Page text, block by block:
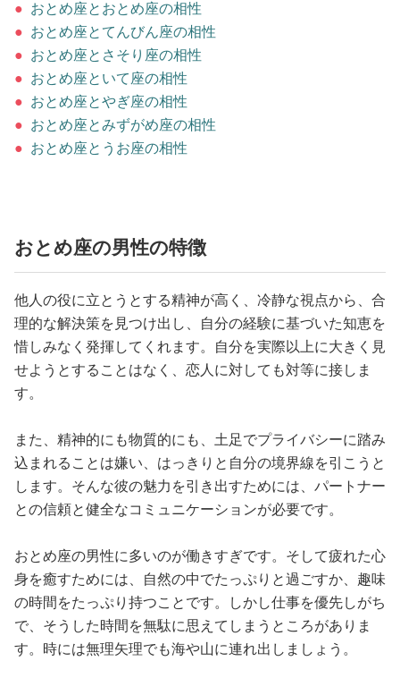
● おとめ座とおとめ座の相性
● おとめ座とてんびん座の相性
● おとめ座とさそり座の相性
● おとめ座といて座の相性
● おとめ座とやぎ座の相性
● おとめ座とみずがめ座の相性
● おとめ座とうお座の相性
おとめ座の男性の特徴
他人の役に立とうとする精神が高く、冷静な視点から、合
理的な解決策を見つけ出し、自分の経験に基づいた知恵を
惜しみなく発揮してくれます。自分を実際以上に大きく見
せようとすることはなく、恋人に対しても対等に接しま
す。
また、精神的にも物質的にも、土足でプライバシーに踏み
込まれることは嫌い、はっきりと自分の境界線を引こうと
します。そんな彼の魅力を引き出すためには、パートナー
との信頼と健全なコミュニケーションが必要です。
おとめ座の男性に多いのが働きすぎです。そして疲れた心
身を癒すためには、自然の中でたっぷりと過ごすか、趣味
の時間をたっぷり持つことです。しかし仕事を優先しがち
で、そうした時間を無駄に思えてしまうところがありま
す。時には無理矢理でも海や山に連れ出しましょう。